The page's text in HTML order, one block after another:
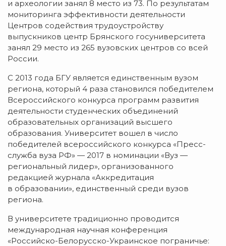
и археологии занял 8 место из 73. По результатам
мониторинга эффективности деятельности
Центров содействия трудоустройству
выпускников центр Брянского госуниверситета
занял 29 место из 265 вузовских центров со всей
России.
С 2013 года БГУ является единственным вузом
региона, который 4 раза становился победителем
Всероссийского конкурса программ развития
деятельности студенческих объединений
образовательных организаций высшего
образования. Университет вошел в число
победителей всероссийского конкурса «Пресс-
служба вуза РФ» — 2017 в номинации «Вуз —
региональный лидер», организованного
редакцией журнала «Аккредитация
в образовании», единственный среди вузов
региона.
В университете традиционно проводится
международная научная конференция
«Российско-Белорусско-Украинское пограничье: